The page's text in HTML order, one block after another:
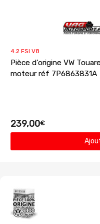
4.2 FSI V8
Pièce d’origine VW
moteur réf 7P6863831A
239,00€